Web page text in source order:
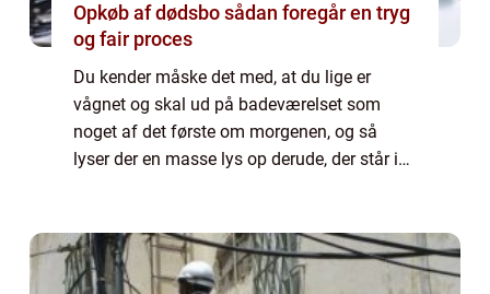
Opkøb af dødsbo sådan foregår en tryg
og fair proces
Du kender måske det med, at du lige er
vågnet og skal ud på badeværelset som
noget af det første om morgenen, og så
lyser der en masse lys op derude, der står i
året. ...